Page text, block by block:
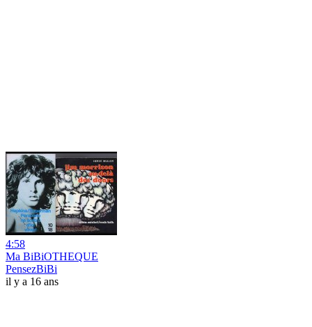
4:58
Ma BiBiOTHEQUE
PensezBiBi
il y a 16 ans